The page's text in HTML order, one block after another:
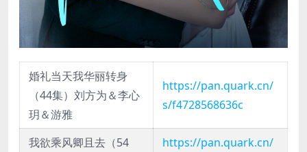
婚礼当天我华丽转身
（44集）刘方为＆李心
玥＆游雅
https://pan.quark.cn/
s/f4728568636c
我欲乘风卿且去（54
https://pan.quark.cn/